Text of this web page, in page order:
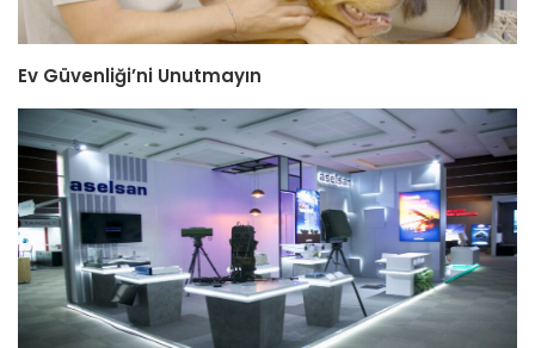
Ev Güvenliği’ni Unutmayın